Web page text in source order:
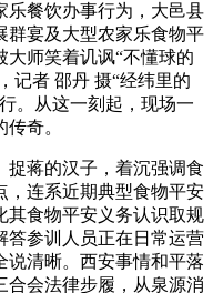
餐饮办事行为，大邑县
群宴及大型农家乐食物平
大师笑着讥讽“不懂球的
记者 邵丹 摄“经纬里的
。从这一刻起，现场一
奇。
蒋的汉子，着沉强调食
，连系近期典型食物平安
其食物平安义务认识取规
答参训人员正在日常运营
说清晰。西安事情和平落
合会法律步履，从泉源消